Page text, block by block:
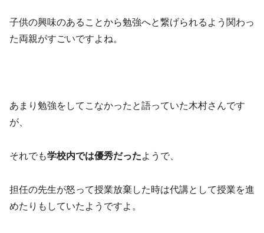
子供の興味のあることから勉強へと繋げられるよう関わっ
た両親がすごいですよね。
あまり勉強をしてこなかったと語っていた木村さんです
が、
それでも学校内では優秀だったようで、
担任の先生が怒って授業放棄した時は代講として授業を進
めたりもしていたようですよ。